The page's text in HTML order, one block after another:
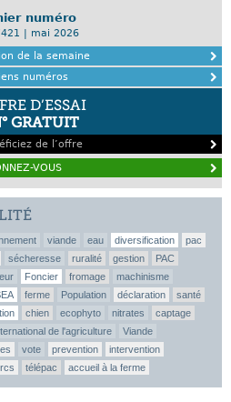
numéro
| mai 2026
de la semaine
numéros
D’ESSAI
GRATUIT
de l’offre
VOUS
viande eau diversification
pac
sécheresse ruralité gestion
PAC
Foncier fromage
machinisme
ferme Population déclaration
santé
chien ecophyto nitrates
captage
de l'agriculture
Viande
vote prevention
intervention
télépac accueil à la ferme